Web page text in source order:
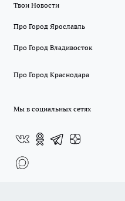
Твои Новости
Про Город Ярославль
Про Город Владивосток
Про Город Краснодара
Мы в социальных сетях